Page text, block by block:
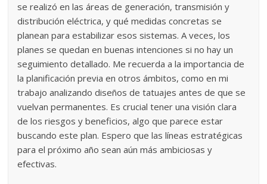
se realizó en las áreas de generación, transmisión y
distribución eléctrica, y qué medidas concretas se
planean para estabilizar esos sistemas. A veces, los
planes se quedan en buenas intenciones si no hay un
seguimiento detallado. Me recuerda a la importancia de
la planificación previa en otros ámbitos, como en mi
trabajo analizando diseños de tatuajes antes de que se
vuelvan permanentes. Es crucial tener una visión clara
de los riesgos y beneficios, algo que parece estar
buscando este plan. Espero que las líneas estratégicas
para el próximo año sean aún más ambiciosas y
efectivas.